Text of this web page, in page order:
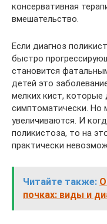
консервативная
вмешательство.
Если диагноз
быстро
становится
детей это
мелких кист, которые
симптоматически. Но
увеличиваются. И
поликистоза, то на
практически
Читайте также:
почках: виды и